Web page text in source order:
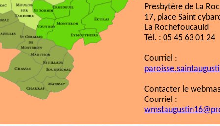
Presbytère de La
17, place Saint
La Rochefoucauld
Tél. : 05 45 63 01 24
Courriel :
Contacter le
Courriel :